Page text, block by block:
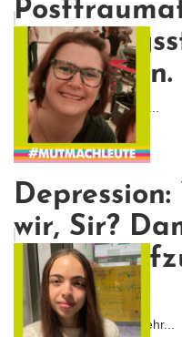
nicht allein.
Und vielleicht sind wir g...
wir, Sir?
wieder
(Batman)
Ich war von Anfang an ehr...